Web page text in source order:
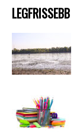
LEGFRISSEBB